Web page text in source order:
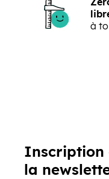
à
Inscription
la